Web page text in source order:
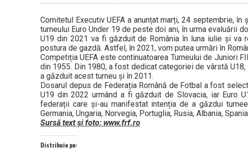
Comitetul Executiv UEFA a anunțat marți, 24 septembrie,
turneului Euro Under 19 de peste doi ani, în urma evaluării
U19 din 2021 va fi găzduit de România în luna iulie și va
postura de gazdă. Astfel, în 2021, vom putea urmări în
Competiția UEFA este continuatoarea Turneului de Juniori
din 1955. Din 1980, a fost dedicat categoriei de vârstă
a găzduit acest turneu și în 2011.
Dosarul depus de Federația Română de Fotbal a fost
U19 din 2022 urmând a fi găzduit de Slovacia, iar Euro
federații care și-au manifestat intenția de a găzdui
Germania, Ungaria, Norvegia, Portuglia, Rusia, Albania,
Sursă text și foto: www.frf.ro
Distribuie pe: